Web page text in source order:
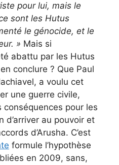
pour lui, mais le
sont les Hutus
le génocide, et le
» Mais si
abattu par les Hutus
conclure ? Que Paul
a voulu cet
une guerre civile,
conséquences pour les
d’arriver au pouvoir et
d’Arusha. C’est
formule l’hypothèse
en 2009, sans,